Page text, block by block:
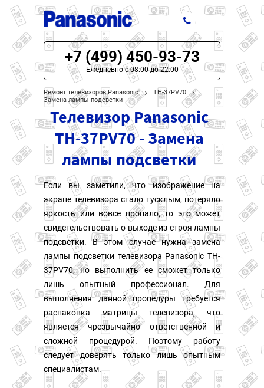
ЦЕНЫ НА РЕМОНТ
О СЕРВИСЕ
МОДЕЛИ PANASONIC
НАШИ КОНТАКТЫ
+7 (499) 450-93-73
Ежедневно с 08:00 до 22:00
Ремонт телевизоров Panasonic
TH-37PV70
Замена лампы подсветки
Телевизор Panasonic
TH-37PV70 - Замена
лампы подсветки
Если вы заметили, что изображение на
экране телевизора стало тусклым, потеряло
яркость или вовсе пропало, то это может
свидетельствовать о выходе из строя лампы
подсветки. В этом случае нужна замена
лампы подсветки телевизора Panasonic TH-
37PV70, но выполнить ее сможет только
лишь опытный профессионал. Для
выполнения данной процедуры требуется
распаковка матрицы телевизора, что
является чрезвычайно ответственной и
сложной процедурой. Поэтому работу
следует доверять только лишь опытным
специалистам.